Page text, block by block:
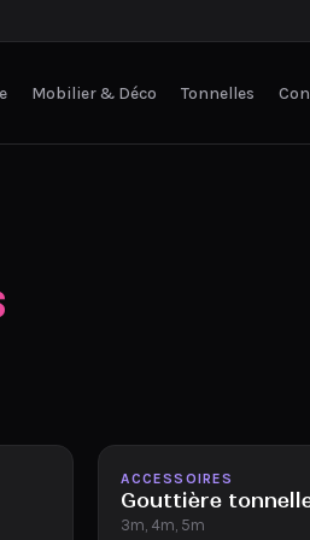
Mobilier & Déco Tonnelles
Disponible
ACCESSOIRES
Gouttière
3m, 4m, 5m